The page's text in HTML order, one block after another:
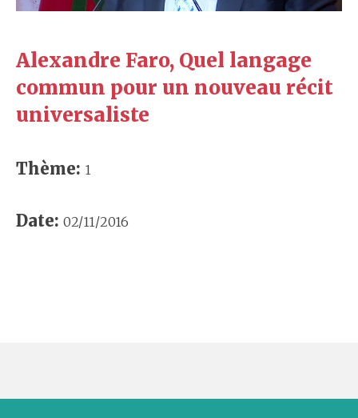
Alexandre Faro, Quel langage
commun pour un nouveau récit
universaliste
Thème: 1
Date: 02/11/2016